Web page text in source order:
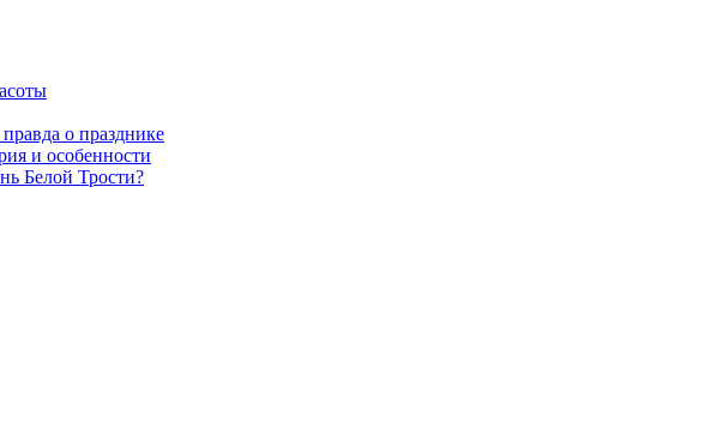
о празднике
и особенности
Белой Трости?